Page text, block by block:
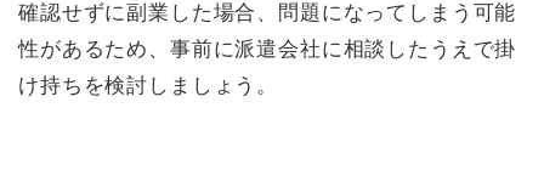
確認せずに副業した場合、問題になってしまう可能
性があるため、事前に派遣会社に相談したうえで掛
け持ちを検討しましょう。